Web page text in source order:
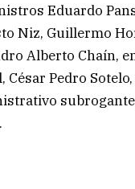
Eduardo
Niz, Guillermo
Alberto Chaín,
César Pedro